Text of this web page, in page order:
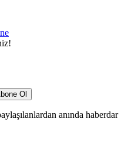
Ol
anında haberdar